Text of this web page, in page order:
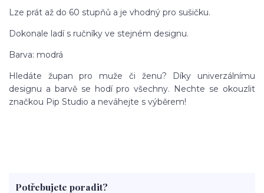
Lze prát až do 60 stupňů a je vhodný pro sušičku.
Dokonale ladí s ručníky ve stejném designu.
Barva: modrá
Hledáte župan pro muže či ženu? Díky univerzálnímu
designu a barvě se hodí pro všechny. Nechte se okouzlit
značkou Pip Studio a neváhejte s výběrem!
Potřebujete poradit?